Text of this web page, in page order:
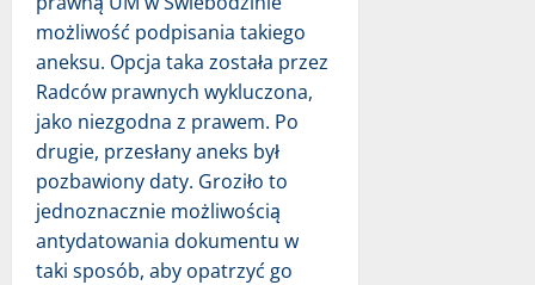
możliwość podpisania takiego
aneksu. Opcja taka została przez
Radców prawnych wykluczona,
jako niezgodna z prawem. Po
drugie, przesłany aneks był
pozbawiony daty. Groziło to
jednoznacznie możliwością
antydatowania dokumentu w
taki sposób, aby opatrzyć go